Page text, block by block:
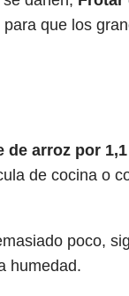
que los
de arroz por
de cocina o
poco,
humedad.